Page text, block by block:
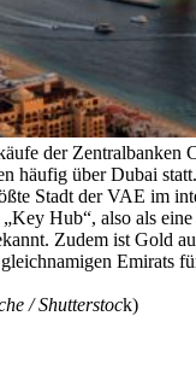
der Zentralbanken
häufig über Dubai
Stadt der VAE im
Hub“, also als
Zudem ist Gold
Emirats
/ Shutterstock)